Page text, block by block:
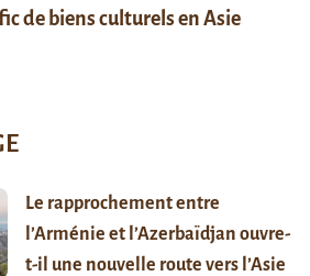
de biens culturels en Asie
Le rapprochement entre
l’Arménie et l’Azerbaïdjan ouvre-
t-il une nouvelle route vers l’Asie